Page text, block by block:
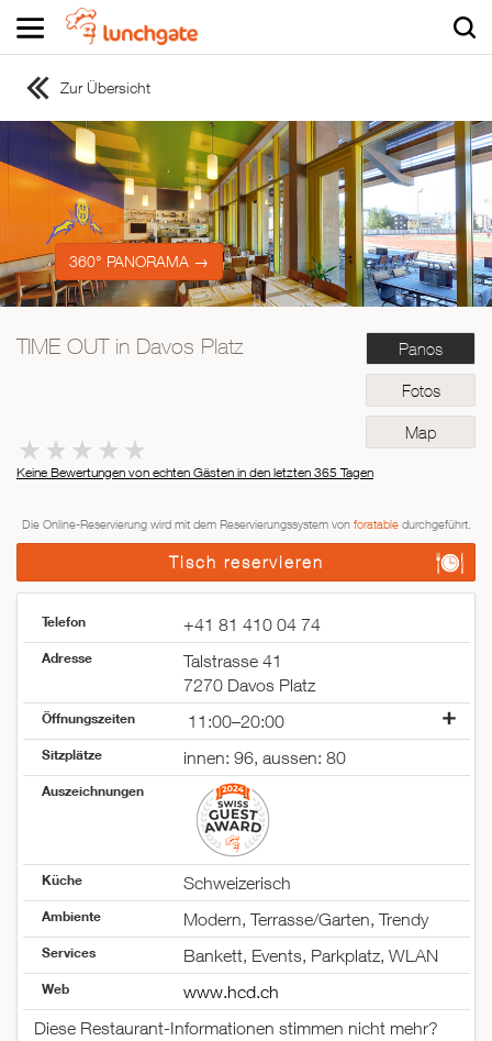
ZUR STARTSEITE
ZUR RESTAURANTSUCHE
Asiatisch
Italienisch
Französisch
Traditionell
Mexikanisch
Zur Übersicht
360° PANORAMA →
Panos
Fotos
Map
TIME OUT in Davos Platz
Keine Bewertungen von echten Gästen in den letzten 365 Tagen
Die Online-Reservierung wird mit dem Reservierungssystem von foratabledurchgeführt.
Tisch reservieren
Telefon +41 81 410 04 74
Adresse
Talstrasse 41
7270 Davos Platz
Öffnungszeiten
11:00–20:00
Montag
Mittwoch
Samstag
Sonntag
08:30–17:00
08:30–17:00
08:30–17:00
08:30–17:00
08:30–17:00
11:00–20:00
11:00–20:00
Sitzplätze innen: 96, aussen: 80
Auszeichnungen
Küche Schweizerisch
Ambiente Modern, Terrasse/Garten, Trendy
Services Bankett, Events, Parkplatz, WLAN
Web
www.hcd.ch
Diese Restaurant-Informationen stimmen nicht mehr?